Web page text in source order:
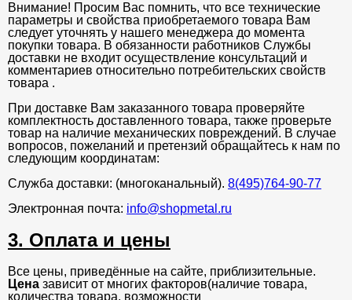
Внимание! Просим Вас помнить, что все технические
параметры и свойства приобретаемого товара Вам
следует уточнять у нашего менеджера до момента
покупки товара. В обязанности работников Службы
доставки не входит осуществление консультаций и
комментариев относительно потребительских свойств
товара .
При доставке Вам заказанного товара проверяйте
комплектность доставленного товара, также проверьте
товар на наличие механических повреждений. В случае
вопросов, пожеланий и претензий обращайтесь к нам по
следующим координатам:
Служба доставки: (многоканальный). 8(495)764-90-77
Электронная почта: info@shopmetal.ru
3. Оплата и цены
Все цены, приведённые на сайте, приблизительные.
Цена зависит от многих факторов(наличие товара,
количества товара, возможности